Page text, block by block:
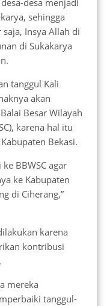
desa menjadi
sehingga
Insya Allah di
di Sukakarya
tanggul Kali
akan
Besar Wilayah
karena hal itu
Bekasi.
BBWSC agar
ke Kabupaten
di Ciherang,”
karena
kontribusi
mereka
tanggul-